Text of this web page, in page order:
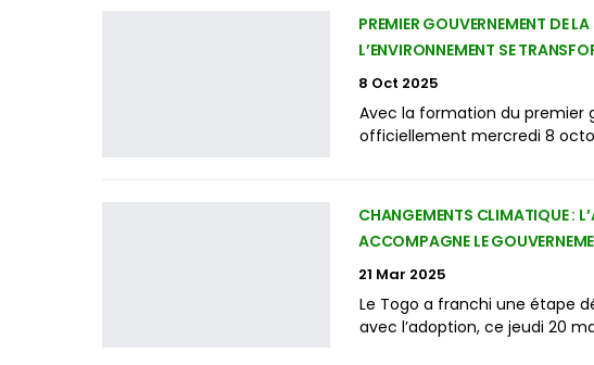
PREMIER GOUVERNEMENT DE
L’ENVIRONNEMENT SE
8 Oct 2025
Avec la formation du premier
officiellement mercredi 8
CHANGEMENTS CLIMATIQUE :
ACCOMPAGNE LE
21 Mar 2025
Le Togo a franchi une étape
avec l’adoption, ce jeudi 20